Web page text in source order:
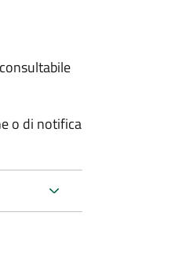
o di notifica